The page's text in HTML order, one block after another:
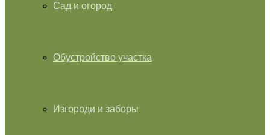
Сад и огород
Обустройство участка
Изгороди и заборы